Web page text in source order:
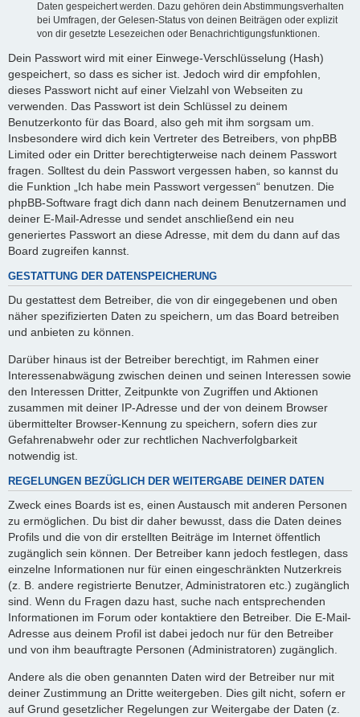
Daten gespeichert werden. Dazu gehören dein Abstimmungsverhalten
bei Umfragen, der Gelesen-Status von deinen Beiträgen oder explizit
von dir gesetzte Lesezeichen oder Benachrichtigungsfunktionen.
Dein Passwort wird mit einer Einwege-Verschlüsselung (Hash)
gespeichert, so dass es sicher ist. Jedoch wird dir empfohlen,
dieses Passwort nicht auf einer Vielzahl von Webseiten zu
verwenden. Das Passwort ist dein Schlüssel zu deinem
Benutzerkonto für das Board, also geh mit ihm sorgsam um.
Insbesondere wird dich kein Vertreter des Betreibers, von phpBB
Limited oder ein Dritter berechtigterweise nach deinem Passwort
fragen. Solltest du dein Passwort vergessen haben, so kannst du
die Funktion „Ich habe mein Passwort vergessen“ benutzen. Die
phpBB-Software fragt dich dann nach deinem Benutzernamen und
deiner E-Mail-Adresse und sendet anschließend ein neu
generiertes Passwort an diese Adresse, mit dem du dann auf das
Board zugreifen kannst.
GESTATTUNG DER DATENSPEICHERUNG
Du gestattest dem Betreiber, die von dir eingegebenen und oben
näher spezifizierten Daten zu speichern, um das Board betreiben
und anbieten zu können.
Darüber hinaus ist der Betreiber berechtigt, im Rahmen einer
Interessenabwägung zwischen deinen und seinen Interessen sowie
den Interessen Dritter, Zeitpunkte von Zugriffen und Aktionen
zusammen mit deiner IP-Adresse und der von deinem Browser
übermittelter Browser-Kennung zu speichern, sofern dies zur
Gefahrenabwehr oder zur rechtlichen Nachverfolgbarkeit
notwendig ist.
REGELUNGEN BEZÜGLICH DER WEITERGABE DEINER DATEN
Zweck eines Boards ist es, einen Austausch mit anderen Personen
zu ermöglichen. Du bist dir daher bewusst, dass die Daten deines
Profils und die von dir erstellten Beiträge im Internet öffentlich
zugänglich sein können. Der Betreiber kann jedoch festlegen, dass
einzelne Informationen nur für einen eingeschränkten Nutzerkreis
(z. B. andere registrierte Benutzer, Administratoren etc.) zugänglich
sind. Wenn du Fragen dazu hast, suche nach entsprechenden
Informationen im Forum oder kontaktiere den Betreiber. Die E-Mail-
Adresse aus deinem Profil ist dabei jedoch nur für den Betreiber
und von ihm beauftragte Personen (Administratoren) zugänglich.
Andere als die oben genannten Daten wird der Betreiber nur mit
deiner Zustimmung an Dritte weitergeben. Dies gilt nicht, sofern er
auf Grund gesetzlicher Regelungen zur Weitergabe der Daten (z.